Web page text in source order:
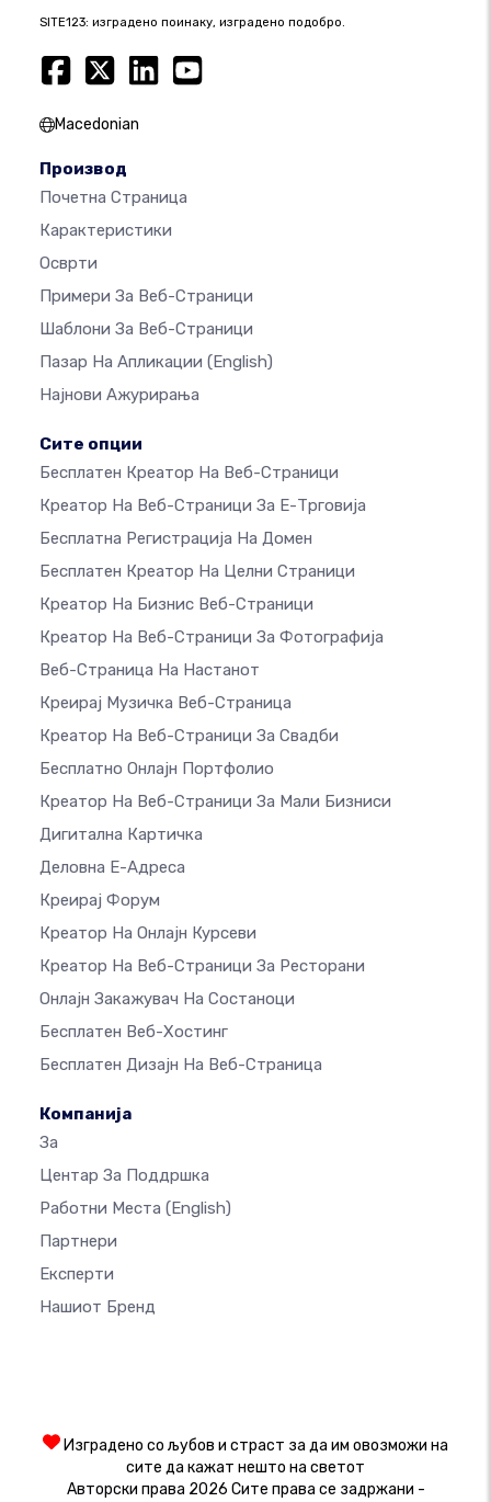
SITE123: изградено поинаку, изградено подобро.
Macedonian
Производ
Почетна Страница
Карактеристики
Осврти
Примери За Веб-Страници
Шаблони За Веб-Страници
Пазар На Апликации (English)
Најнови Ажурирања
Сите опции
Бесплатен Креатор На Веб-Страници
Креатор На Веб-Страници За Е-Трговија
Бесплатна Регистрација На Домен
Бесплатен Креатор На Целни Страници
Креатор На Бизнис Веб-Страници
Креатор На Веб-Страници За Фотографија
Веб-Страница На Настанот
Креирај Музичка Веб-Страница
Креатор На Веб-Страници За Свадби
Бесплатно Онлајн Портфолио
Креатор На Веб-Страници За Мали Бизниси
Дигитална Картичка
Деловна Е-Адреса
Креирај Форум
Креатор На Онлајн Курсеви
Креатор На Веб-Страници За Ресторани
Онлајн Закажувач На Состаноци
Бесплатен Веб-Хостинг
Бесплатен Дизајн На Веб-Страница
Компанија
За
Центар За Поддршка
Работни Места (English)
Партнери
Експерти
Нашиот Бренд
Изградено со љубов и страст за да им овозможи на
сите да кажат нешто на светот
Авторски права 2026 Сите права се задржани -